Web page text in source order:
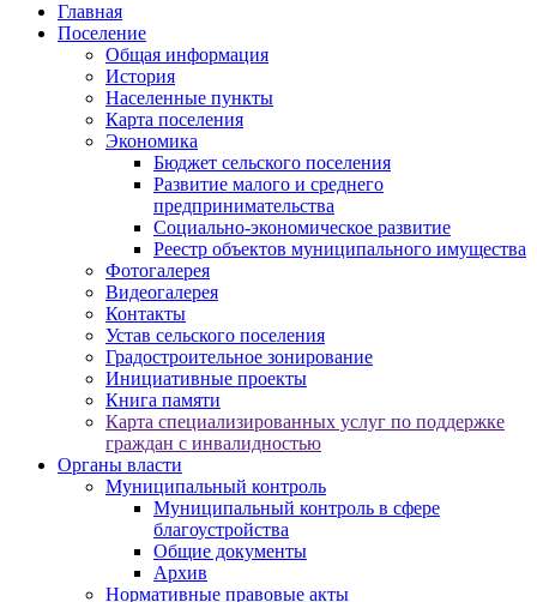
Главная
Поселение
Общая информация
История
Населенные пункты
Карта поселения
Экономика
Бюджет сельского поселения
Развитие малого и среднего
предпринимательства
Социально-экономическое развитие
Реестр объектов муниципального имущества
Фотогалерея
Видеогалерея
Контакты
Устав сельского поселения
Градостроительное зонирование
Инициативные проекты
Книга памяти
Карта специализированных услуг по поддержке
граждан с инвалидностью
Органы власти
Муниципальный контроль
Муниципальный контроль в сфере
благоустройства
Общие документы
Архив
Нормативные правовые акты